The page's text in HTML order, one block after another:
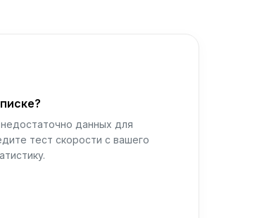
данных для
тест скорости с вашего